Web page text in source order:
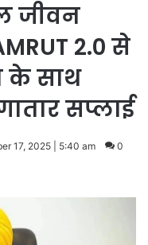
जीवन
2.0 से
के साथ
सप्लाई
17, 2025 | 5:40 am 0